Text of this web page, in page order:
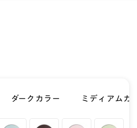
ダークカラー ミディアムカ